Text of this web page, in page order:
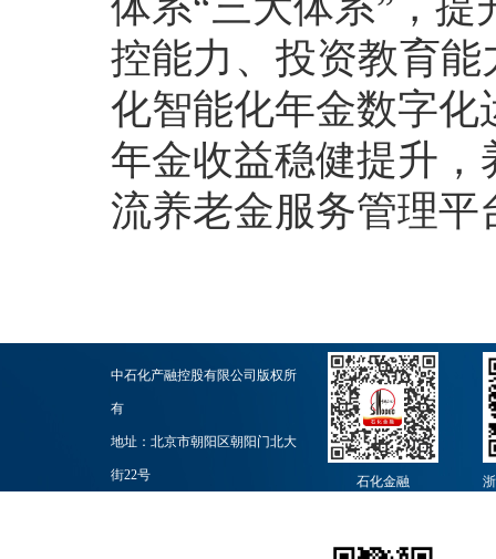
控能力、投资教育能
化智能化年金数字
年金收益稳健提升
流养老金服务管理平
中石化产融控股有限公司版权所
有
地址：北京市朝阳区朝阳门北大
街22号 石化金融